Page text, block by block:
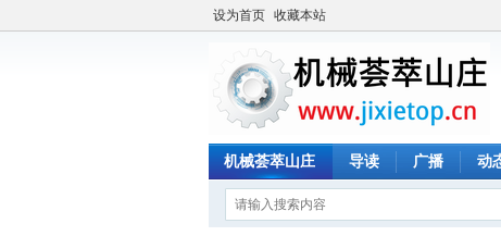
设为首页 收藏本站
机械荟萃山庄 导读 广播 动